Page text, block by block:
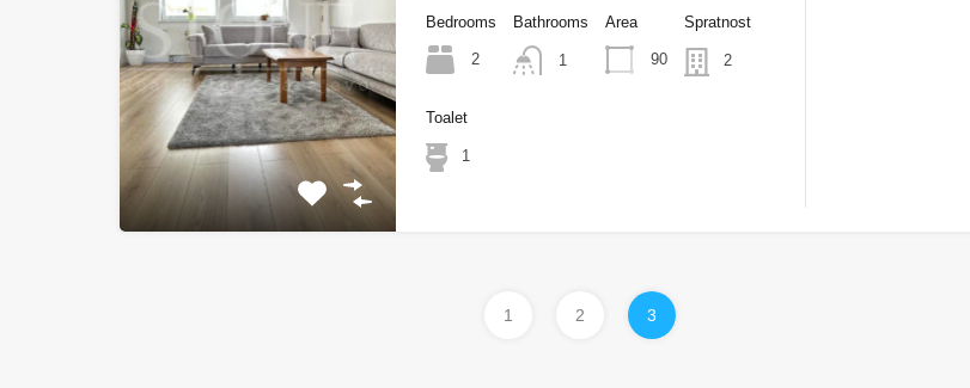
Bedrooms
2
Bathrooms
1
Area
90
Spratnost
2
Toalet
1
1 2 3